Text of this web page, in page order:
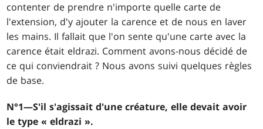
contenter de prendre n'importe quelle carte de
l'extension, d'y ajouter la carence et de nous en laver
les mains. Il fallait que l'on sente qu'une carte avec la
carence était eldrazi. Comment avons-nous décidé de
ce qui conviendrait ? Nous avons suivi quelques règles
de base.
N°1—S'il s'agissait d'une créature, elle devait avoir
le type « eldrazi ».